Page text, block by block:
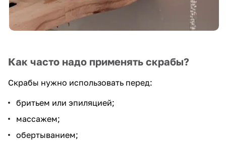
Как часто надо применять скрабы?
Скрабы нужно использовать перед:
бритьем или эпиляцией;
массажем;
обертыванием;